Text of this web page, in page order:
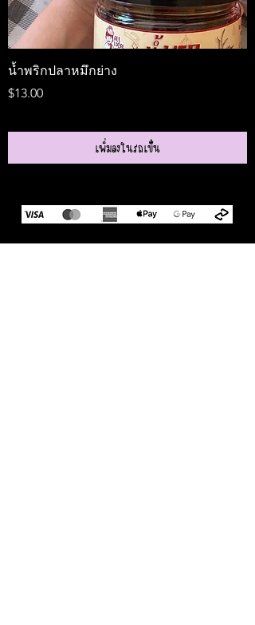
น้ำพริกปลาหมึกย่าง
ราคา
$13.00
เพิ่มลงในรถเข็น